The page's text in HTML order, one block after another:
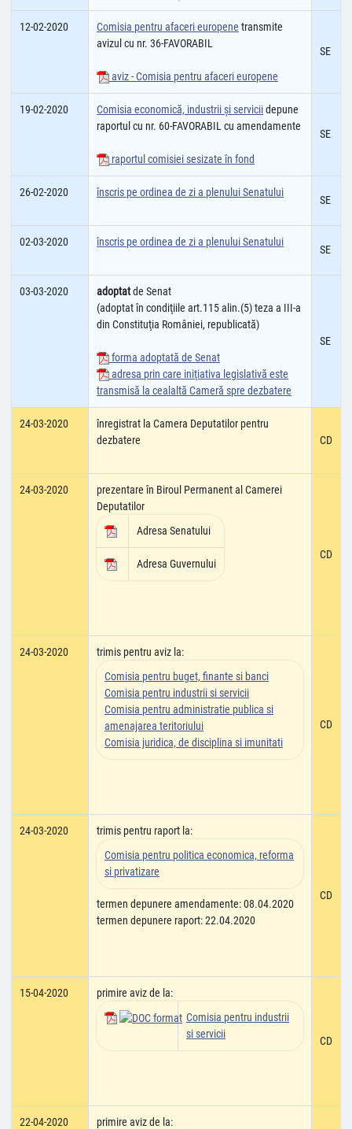
12-02-2020 Comisia pentru afaceri europene transmite
avizul cu nr. 36-FAVORABIL
aviz - Comisia pentru afaceri europene
SE
19-02-2020 Comisia economică, industrii şi serviciidepune
raportul cu nr. 60-FAVORABIL cu amendamente
raportul comisiei sesizate în fond
SE
26-02-2020 înscris pe ordinea de zi a plenului Senatului
SE
02-03-2020 înscris pe ordinea de zi a plenului Senatului
SE
03-03-2020 adoptatde Senat
(adoptat în condiţiile art.115 alin.(5) teza a III-a
din Constituţia României, republicată)
forma adoptată de Senat
adresa prin care iniţiativa legislativă este
transmisă la cealaltă Cameră spre dezbatere
SE
24-03-2020
înregistrat la Camera Deputatilor pentru
dezbatere
CD
24-03-2020
prezentare în Biroul Permanent al Camerei
Deputatilor
Adresa Senatului
Adresa Guvernului
CD
24-03-2020
trimis pentru aviz la:
Comisia pentru buget, finante si banci
Comisia pentru industrii si servicii
Comisia pentru administratie publica si
amenajarea teritoriului
Comisia juridica, de disciplina si imunitati
CD
24-03-2020
trimis pentru raport la:
Comisia pentru politica economica, reforma
si privatizare
termen depunere amendamente: 08.04.2020
termen depunere raport: 22.04.2020
CD
15-04-2020
primire aviz de la:
Comisia pentru industrii
si servicii
CD
22-04-2020
primire aviz de la: